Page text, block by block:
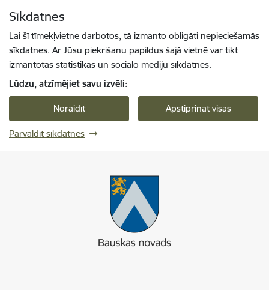
Sīkdatnes
Lai šī tīmekļvietne darbotos, tā izmanto obligāti nepieciešamās
sīkdatnes. Ar Jūsu piekrišanu papildus šajā vietnē var tikt
izmantotas statistikas un sociālo mediju sīkdatnes.
Lūdzu, atzīmējiet savu izvēli:
Noraidīt Apstiprināt visas
Pārvaldīt sīkdatnes